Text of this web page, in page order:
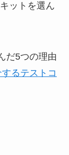
ットを選ん
だ5つの理由
るテストコ